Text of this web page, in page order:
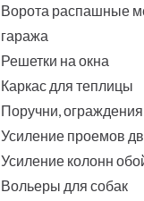
Ворота распашные
гаража
Решетки на окна
Каркас для теплицы
Поручни,
Усиление проемов
Усиление колонн
Вольеры для собак